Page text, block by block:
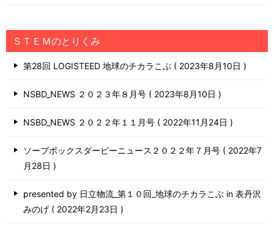
ＳＴＥＭのとりくみ
第28回 LOGISTEED 地球のチカラこぶ 2023年8月10日
NSBD_NEWS ２０２３年８月号 2023年8月10日
NSBD_NEWS ２０２２年１１月号 2022年11月24日
ソープボックスダービーニュース２０２２年７月号
2022年7
月28日
presented by 日立物流_第１０回_地球のチカラこぶ in 表丹沢
みのげ
2022年2月23日